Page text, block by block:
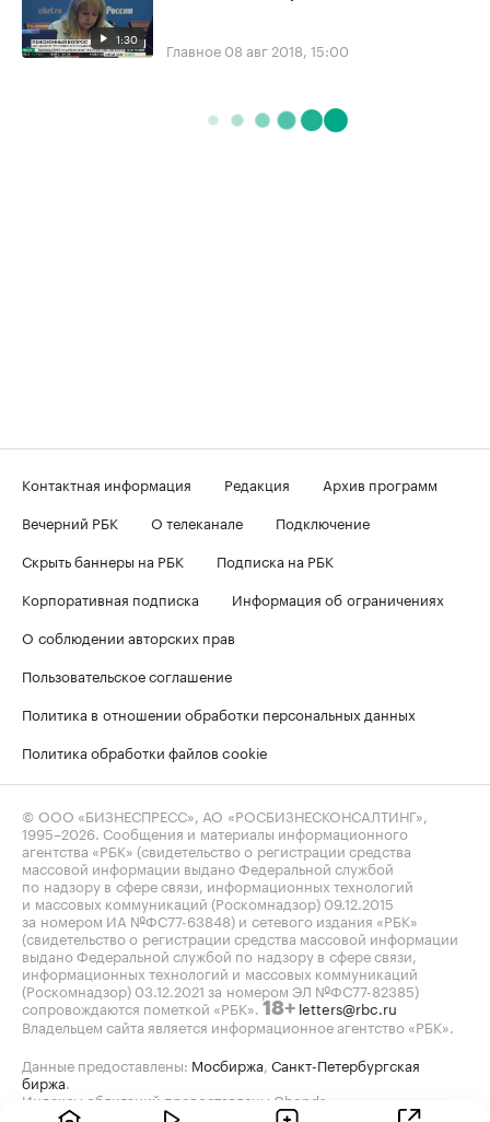
1:30 Главное 08 авг 2018, 15:00
Контактная информация Редакция
Архив программ
Вечерний РБК
О телеканале
Подключение
Скрыть баннеры на РБК
Подписка на РБК
Корпоративная подписка
Информация об ограничениях
О соблюдении авторских прав
Пользовательское соглашение
Политика в отношении обработки персональных данных
Политика обработки файлов cookie
© ООО «БИЗНЕСПРЕСС», АО «РОСБИЗНЕСКОНСАЛТИНГ»,
1995–2026 . Сообщения и материалы информационного
агентства «РБК» (свидетельство о регистрации средства
массовой информации выдано Федеральной службой
по надзору в сфере связи, информационных технологий
и массовых коммуникаций (Роскомнадзор) 09.12.2015
за номером ИА №ФС77-63848) и сетевого издания «РБК»
(свидетельство о регистрации средства массовой информации
выдано Федеральной службой по надзору в сфере связи,
информационных технологий и массовых коммуникаций
(Роскомнадзор) 03.12.2021 за номером ЭЛ №ФС77-82385)
сопровождаются пометкой «РБК». 18+ letters@rbc.ru
Владельцем сайта является информационное агентство «РБК».
Данные предоставлены: Мосбиржа Санкт-Петербургская
биржа
Индексы облигаций предоставлены Cbonds.